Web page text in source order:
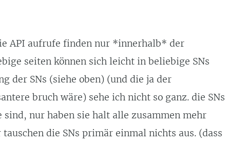
API aufrufe finden nur *innerhalb* der
seiten können sich leicht in beliebige SNs
der SNs (siehe oben) (und die ja der
bruch wäre) sehe ich nicht so ganz. die SNs
sind, nur haben sie halt alle zusammen mehr
die SNs primär einmal nichts aus. (dass